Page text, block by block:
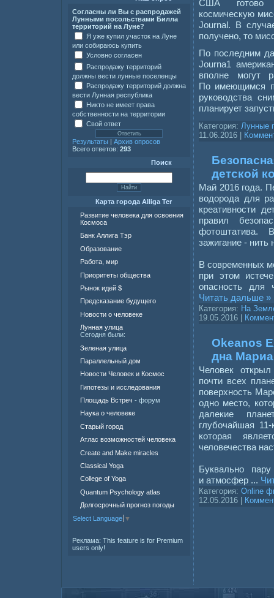
Согласны ли Вы с распродажей
Лунными посольствами Билла
территорий на Луне?
Я уже купил участок на Луне
или собираюсь купить
Условно согласен
Распродажу территорий
должны вести лунные поселенцы
Распродажу территорий должна
вести Лунная республика
Никто не имеет права
собственности на территории
Свой ответ
Результаты | Архив опросов
Всего ответов: 293
Поиск
Карта города Alliga Ter
Развитие человека для освоения
Космоса
Банк Аллига Тэр
Образование
Работа, мир
Приоритеты общества
Рынок идей $
Предсказание будущего
Новости о человеке
Лунная улица
Сегодня были:
Зеленая улица
Параллельный дом
Новости Человек и Космос
Гипотезы и исследования
Площадь Встреч - форум
Наука о человеке
Старый город
Атлас возможностей человека
Create and Make miracles
Classical Yoga
College of Yoga
Quantum Psychology atlas
Долгосрочный прогноз погоды
Select Language ▼
Реклама: This feature is for Premium
users only!
США готово
космическую
Journal. В
получено, то
По последним
Journa1
вполне могут
По имеющимся
руководства
планирует
Категория: Лунные
11.06.2016
детской
Май 2016 года.
водорода для
креативности
правил
фотоштатива.
зажигание - нить
В современных
при этом
опасность для
Читать дальше »
Категория: На
19.05.2016 |
Okeanos
дна
Человек
почти всех
поверхность
одно место,
далекие
глубочайшая
которая
человечества
Буквально
и атмосфер ...
Категория: Online
12.05.2016 |